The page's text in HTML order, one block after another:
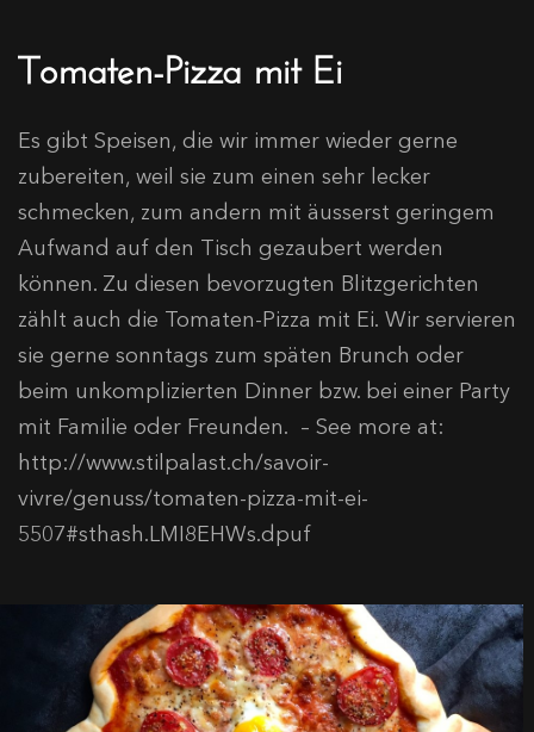
Tomaten-Pizza mit Ei
Es gibt Speisen, die wir immer wieder gerne
zubereiten, weil sie zum einen sehr lecker
schmecken, zum andern mit äusserst geringem
Aufwand auf den Tisch gezaubert werden
können. Zu diesen bevorzugten Blitzgerichten
zählt auch die Tomaten-Pizza mit Ei. Wir servieren
sie gerne sonntags zum späten Brunch oder
beim unkomplizierten Dinner bzw. bei einer Party
mit Familie oder Freunden. – See more at:
http://www.stilpalast.ch/savoir-
vivre/genuss/tomaten-pizza-mit-ei-
5507#sthash.LMI8EHWs.dpuf